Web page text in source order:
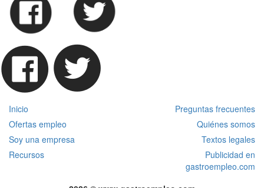
Inicio
Preguntas frecuentes
Ofertas empleo
Quiénes somos
Soy una empresa
Textos legales
Recursos
Publicidad en
gastroempleo.com